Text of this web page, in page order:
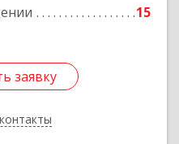
15
заявку
заявку